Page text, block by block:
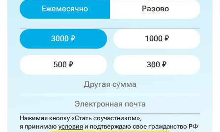
Ежемесячно Разово
3000 1000
500 300
Нажимая кнопку «Стать соучастником»,
я принимаю условия и подтверждаю свое гражданство РФ